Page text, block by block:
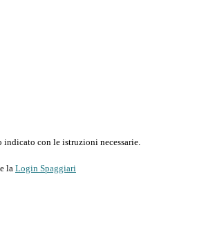
con le istruzioni necessarie.
la Login Spaggiari